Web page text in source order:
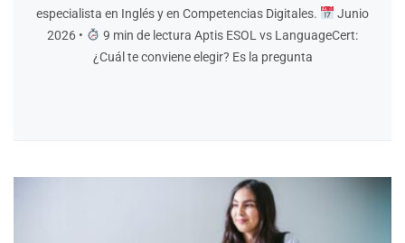
especialista en Inglés y en Competencias Digitales.
Junio
2026 •
9 min de lectura Aptis ESOL vs LanguageCert:
¿Cuál te conviene elegir? Es la pregunta